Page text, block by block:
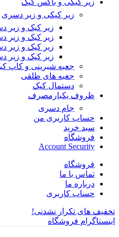
زیر کیکی و باکس کیک
زیر کیکی و زیر دسری
زیر کیک و زیر
زیر کیک و
زیر کیک و زیر
زیر کیک و زیر
جعبه شیرینی و کاپ
جعبه های طلقی
دستمال کیک
ظروف یکبارمصرف
جام دسری
حساب کاربری من
سبد خرید
فروشگاه
Account Security
فروشگاه
تماس با ما
درباره ما
حساب کاربری
تخفیف های تکرار نشدنی!
اینستاگرام فروشگاه